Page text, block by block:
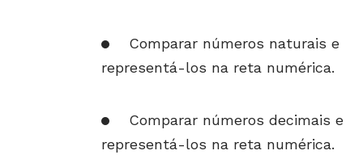
Comparar números naturais e
representá-los na reta numérica.
Comparar números decimais e
representá-los na reta numérica.